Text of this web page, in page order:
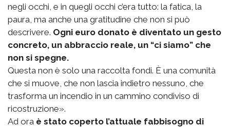
negli occhi, e in quegli occhi c’era tutto: la fatica, la
paura, ma anche una gratitudine che non si può
descrivere. Ogni euro donato è diventato un gesto
concreto, un abbraccio reale, un “ci siamo” che
non si spegne.
Questa non è solo una raccolta fondi. È una comunità
che si muove, che non lascia indietro nessuno, che
trasforma un incendio in un cammino condiviso di
ricostruzione».
Ad ora è stato coperto l’attuale fabbisogno di